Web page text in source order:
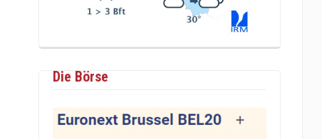
Die Börse